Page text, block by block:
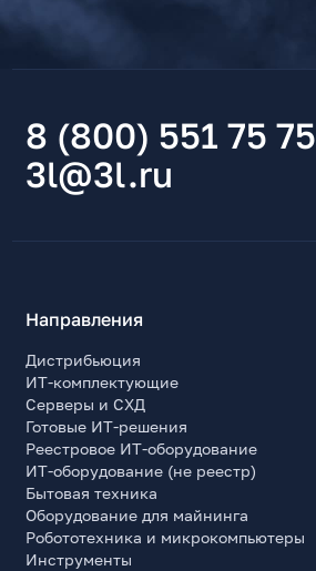
8 (800) 551 75 75
3l@3l.ru
Направления
Дистрибьюция
ИТ-комплектующие
Серверы и СХД
Готовые ИТ-решения
Реестровое ИТ-оборудование
ИТ-оборудование (не реестр)
Бытовая техника
Оборудование для майнинга
Робототехника и микрокомпьютеры
Инструменты